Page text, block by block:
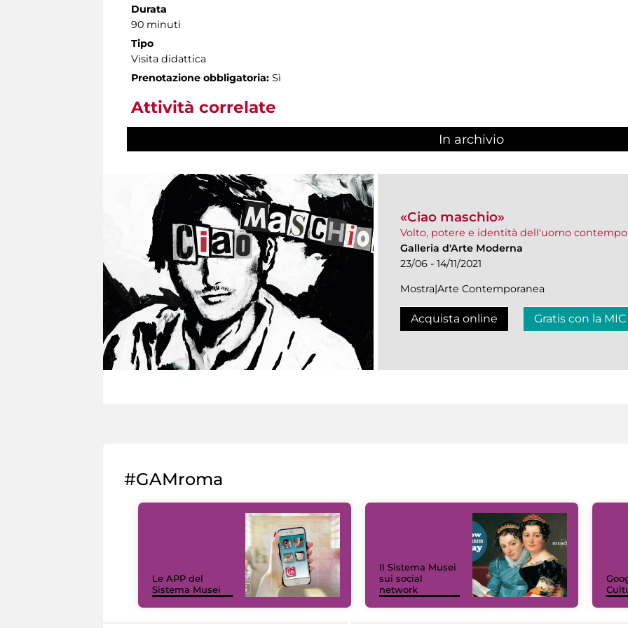
Durata
90 minuti
Tipo
Visita didattica
Prenotazione obbligatoria: Sì
Attività correlate
In archivio
«Ciao maschio»
Volto, potere e identità dell'uomo
Galleria d'Arte Moderna
23/06 - 14/11/2021
Mostra|Arte Contemporanea
Acquista online Gratis con la
#GAMroma
Le APP del
Sistema Musei
Il Sistema Musei
sui social
network